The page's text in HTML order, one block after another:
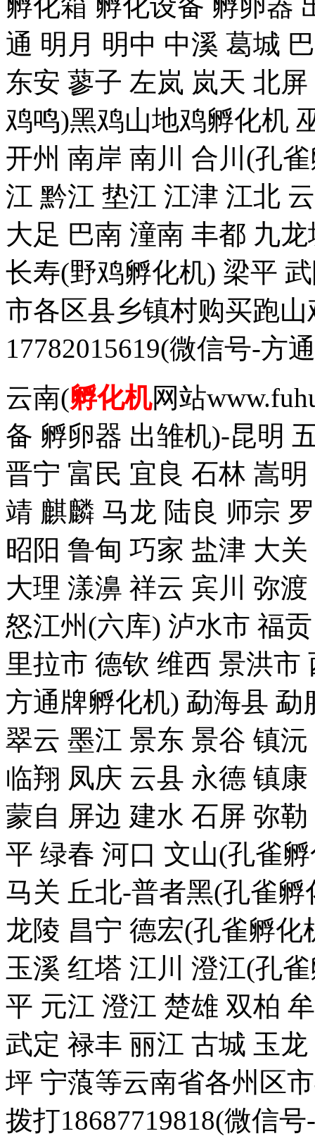
通 明月 明中 中溪 葛城
东安 蓼子 左岚 岚天 北
鸡鸣)黑鸡山地鸡孵化机
开州 南岸 南川 合川(孔
江 黔江 垫江 江津 江北
大足 巴南 潼南 丰都 九
长寿(野鸡孵化机) 梁平
市各区县乡镇村购买跑
17782015619(微信号-方
云南(孵化机网站
备 孵卵器 出雏机)-昆明
晋宁 富民 宜良 石林 嵩
靖 麒麟 马龙 陆良 师宗
昭阳 鲁甸 巧家 盐津 大
大理 漾濞 祥云 宾川 弥
怒江州(六库) 泸水市 福
里拉市 德钦 维西 景洪
方通牌孵化机) 勐海县
翠云 墨江 景东 景谷 镇
临翔 凤庆 云县 永德 镇
蒙自 屏边 建水 石屏 弥
平 绿春 河口 文山(孔雀
马关 丘北-普者黑(孔雀
龙陵 昌宁 德宏(孔雀孵
玉溪 红塔 江川 澄江(孔
平 元江 澄江 楚雄 双柏
武定 禄丰 丽江 古城 玉
坪 宁蒗等云南省各州区
拨打18687719818(微信